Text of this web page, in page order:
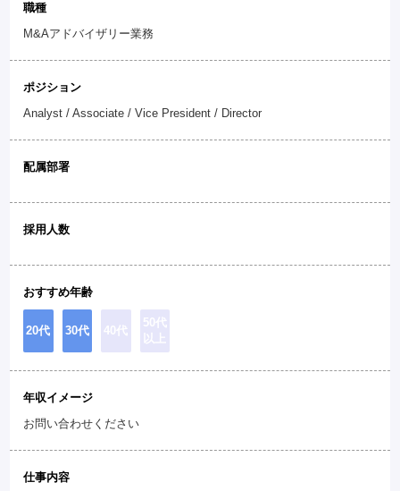
職種
M&Aアドバイザリー業務
ポジション
Analyst / Associate / Vice President / Director
配属部署
採用人数
おすすめ年齢
20代 30代 40代
50代
以上
年収イメージ
お問い合わせください
仕事内容